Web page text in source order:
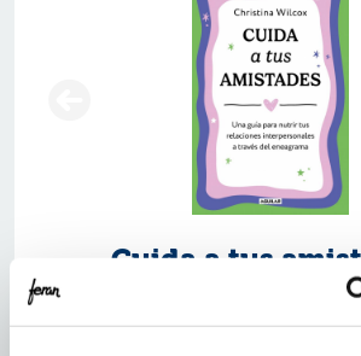
Cuida a tus
Ref.